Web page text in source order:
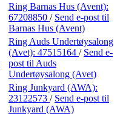
Ring Barnas Hus (Avent):
67208850 / Send e-post til
Barnas Hus (Avent)
Ring Auds Undertøysalong
(Avet): 47515164 / Send e-
post til Auds
Undertøysalong (Avet)
Ring Junkyard (AWA):
23122573 / Send e-post til
Junkyard (AWA)